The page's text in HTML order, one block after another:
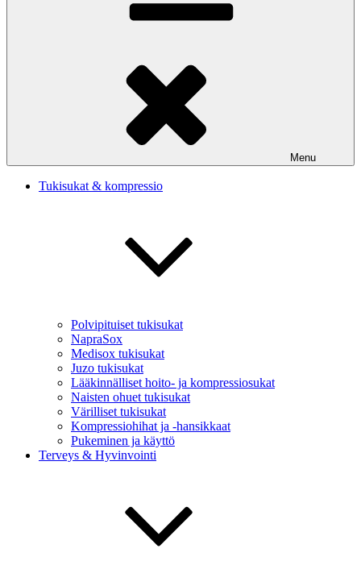
Menu
Tukisukat & kompressio
Polvipituiset tukisukat
NapraSox
Medisox tukisukat
Juzo tukisukat
Lääkinnälliset hoito- ja kompressiosukat
Naisten ohuet tukisukat
Värilliset tukisukat
Kompressiohihat ja -hansikkaat
Pukeminen ja käyttö
Terveys & Hyvinvointi